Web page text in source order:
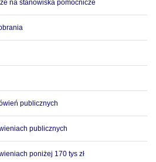
na stanowiska pomocnicze
publicznych
publicznych
poniżej 170 tys zł